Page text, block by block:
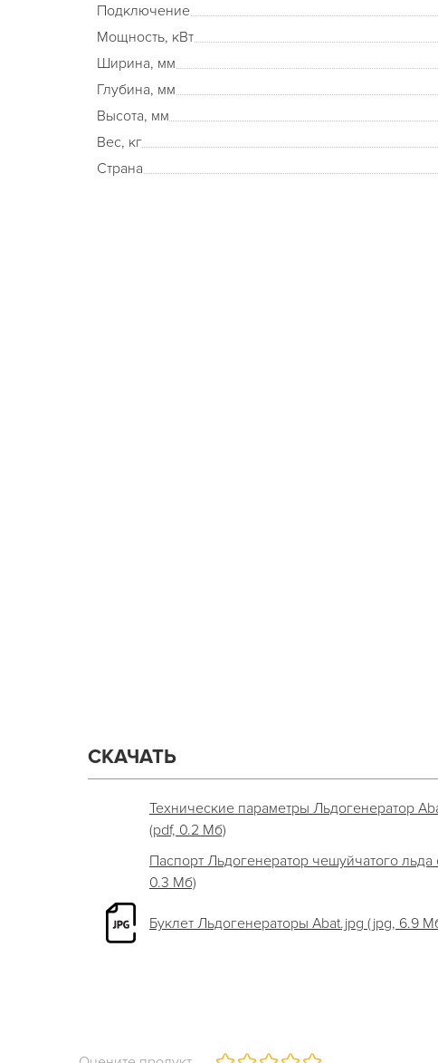
Подключение
Мощность, кВт
Ширина, мм
Глубина, мм
Высота, мм
Вес, кг
Страна
СКАЧАТЬ
Технические параметры Льдогенератор
(pdf, 0.2 Мб)
Паспорт Льдогенератор чешуйчатого
0.3 Мб)
Буклет Льдогенераторы Abat.jpg (jpg, 6.9